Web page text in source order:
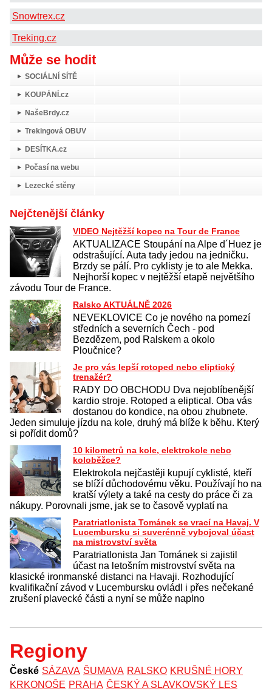
Snowtrex.cz
Treking.cz
Může se hodit
SOCIÁLNÍ SÍTĚ
KOUPÁNÍ.cz
NašeBrdy.cz
Trekingová OBUV
DESÍTKA.cz
Počasí na webu
Lezecké stěny
Nejčtenější články
VIDEO Nejtěžší kopec na Tour de France
AKTUALIZACE Stoupání na Alpe d´Huez je
odstrašující. Auta tady jedou na jedničku.
Brzdy se pálí. Pro cyklisty je to ale Mekka.
Nejhorší kopec v nejtěžší etapě největšího
závodu Tour de France.
Ralsko AKTUÁLNĚ 2026
NEVEKLOVICE Co je nového na pomezí
středních a severních Čech - pod
Bezdězem, pod Ralskem a okolo
Ploučnice?
Je pro vás lepší rotoped nebo eliptický
trenažér?
RADY DO OBCHODU Dva nejoblíbenější
kardio stroje. Rotoped a eliptical. Oba vás
dostanou do kondice, na obou zhubnete.
Jeden simuluje jízdu na kole, druhý má blíže k běhu. Který
si pořídit domů?
10 kilometrů na kole, elektrokole nebo
koloběžce?
Elektrokola nejčastěji kupují cyklisté, kteří
se blíží důchodovému věku. Používají ho na
kratší výlety a také na cesty do práce či za
nákupy. Porovnali jsme, jak se to časově vyplatí na
Paratriatlonista Tománek se vrací na Havaj. V
Lucembursku si suverénně vybojoval účast
na mistrovství světa
Paratriatlonista Jan Tománek si zajistil
účast na letošním mistrovství světa na
klasické ironmanské distanci na Havaji. Rozhodující
kvalifikační závod v Lucembursku ovládl i přes nečekané
zrušení plavecké části a nyní se může naplno
Regiony
České SÁZAVA ŠUMAVA RALSKO KRUŠNÉ HORY
KRKONOŠE PRAHA ČESKÝ A SLAVKOVSKÝ LES